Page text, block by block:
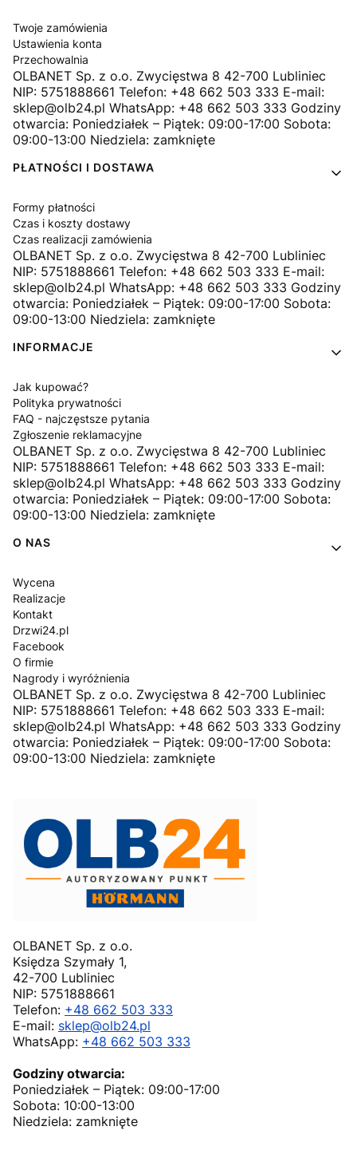
Twoje zamówienia
Ustawienia konta
Przechowalnia
OLBANET Sp. z o.o. Zwycięstwa 8 42-700 Lubliniec
NIP: 5751888661 Telefon: +48 662 503 333 E-mail:
sklep@olb24.pl WhatsApp: +48 662 503 333 Godziny
otwarcia: Poniedziałek – Piątek: 09:00-17:00 Sobota:
09:00-13:00 Niedziela: zamknięte
PŁATNOŚCI I DOSTAWA
Formy płatności
Czas i koszty dostawy
Czas realizacji zamówienia
OLBANET Sp. z o.o. Zwycięstwa 8 42-700 Lubliniec
NIP: 5751888661 Telefon: +48 662 503 333 E-mail:
sklep@olb24.pl WhatsApp: +48 662 503 333 Godziny
otwarcia: Poniedziałek – Piątek: 09:00-17:00 Sobota:
09:00-13:00 Niedziela: zamknięte
INFORMACJE
Jak kupować?
Polityka prywatności
FAQ - najczęstsze pytania
Zgłoszenie reklamacyjne
OLBANET Sp. z o.o. Zwycięstwa 8 42-700 Lubliniec
NIP: 5751888661 Telefon: +48 662 503 333 E-mail:
sklep@olb24.pl WhatsApp: +48 662 503 333 Godziny
otwarcia: Poniedziałek – Piątek: 09:00-17:00 Sobota:
09:00-13:00 Niedziela: zamknięte
O NAS
Wycena
Realizacje
Kontakt
Drzwi24.pl
Facebook
O firmie
Nagrody i wyróżnienia
OLBANET Sp. z o.o. Zwycięstwa 8 42-700 Lubliniec
NIP: 5751888661 Telefon: +48 662 503 333 E-mail:
sklep@olb24.pl WhatsApp: +48 662 503 333 Godziny
otwarcia: Poniedziałek – Piątek: 09:00-17:00 Sobota:
09:00-13:00 Niedziela: zamknięte
OLBANET Sp. z o.o.
Księdza Szymały 1,
42-700 Lubliniec
NIP: 5751888661
Telefon: +48 662 503 333
E-mail: sklep@olb24.pl
WhatsApp: +48 662 503 333
Godziny otwarcia:
Poniedziałek – Piątek: 09:00-17:00
Sobota: 10:00-13:00
Niedziela: zamknięte